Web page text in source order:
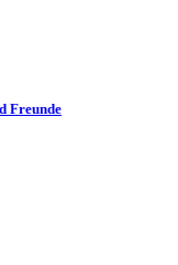
Freunde